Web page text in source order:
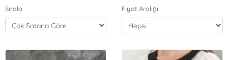
Sırala Fiyat Aralığı